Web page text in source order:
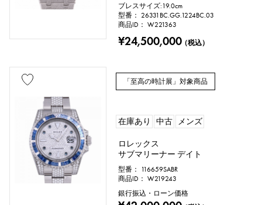
チェーンサイズ
cm ～
ケース形状
ブレスサイズ:19.0cm
型番： 26331BC.GG.1224BC.03
商品ID： W221363
¥24,500,000（税込）
「至高の時計展」対象商品
在庫あり 中古 メンズ
ロレックス
サブマリーナー デイト
型番： 116659SABR
商品ID： W219243
銀行振込・ローン価格